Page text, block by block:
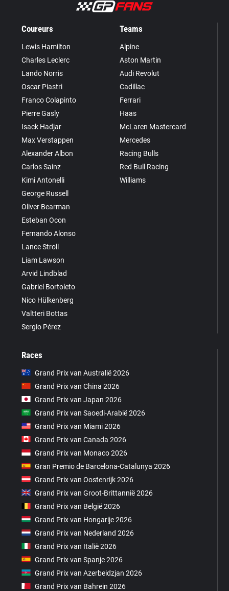
Coureurs
Lewis Hamilton
Charles Leclerc
Lando Norris
Oscar Piastri
Franco Colapinto
Pierre Gasly
Isack Hadjar
Max Verstappen
Alexander Albon
Carlos Sainz
Kimi Antonelli
George Russell
Oliver Bearman
Esteban Ocon
Fernando Alonso
Lance Stroll
Liam Lawson
Arvid Lindblad
Gabriel Bortoleto
Nico Hülkenberg
Valtteri Bottas
Sergio Pérez
Teams
Alpine
Aston Martin
Audi Revolut
Cadillac
Ferrari
Haas
McLaren Mastercard
Mercedes
Racing Bulls
Red Bull Racing
Williams
Races
Grand Prix van Australië 2026
Grand Prix van China 2026
Grand Prix van Japan 2026
Grand Prix van Saoedi-Arabië 2026
Grand Prix van Miami 2026
Grand Prix van Canada 2026
Grand Prix van Monaco 2026
Gran Premio de Barcelona-Catalunya 2026
Grand Prix van Oostenrijk 2026
Grand Prix van Groot-Brittannië 2026
Grand Prix van België 2026
Grand Prix van Hongarije 2026
Grand Prix van Nederland 2026
Grand Prix van Italië 2026
Grand Prix van Spanje 2026
Grand Prix van Azerbeidzjan 2026
Grand Prix van Bahrein 2026